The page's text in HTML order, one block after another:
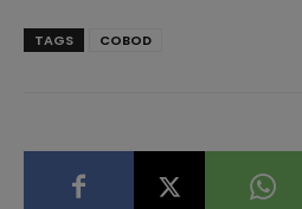
TAGS COBOD